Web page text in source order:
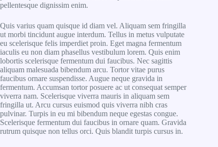
pellentesque dignissim enim.
Quis varius quam quisque id diam vel. Aliquam sem fringilla
ut morbi tincidunt augue interdum. Tellus in metus vulputate
eu scelerisque felis imperdiet proin. Eget magna fermentum
iaculis eu non diam phasellus vestibulum lorem. Quis enim
lobortis scelerisque fermentum dui faucibus. Nec sagittis
aliquam malesuada bibendum arcu. Tortor vitae purus
faucibus ornare suspendisse. Augue neque gravida in
fermentum. Accumsan tortor posuere ac ut consequat semper
viverra nam. Scelerisque viverra mauris in aliquam sem
fringilla ut. Arcu cursus euismod quis viverra nibh cras
pulvinar. Turpis in eu mi bibendum neque egestas congue.
Scelerisque fermentum dui faucibus in ornare quam. Gravida
rutrum quisque non tellus orci. Quis blandit turpis cursus in.